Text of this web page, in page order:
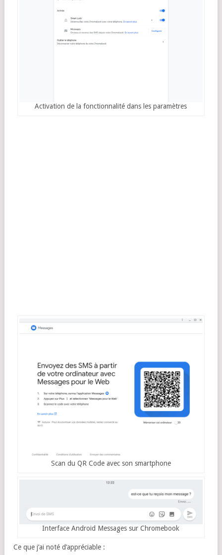
Activation de la fonctionnalité dans les paramètres
Scan du QR Code avec son smartphone
Interface Android Messages sur Chromebook
Ce que j’ai noté d’appréciable :